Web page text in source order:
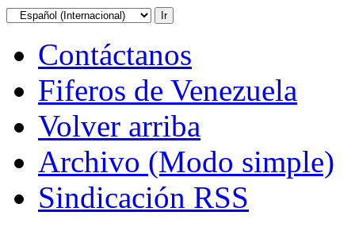
Contáctanos
Fiferos de Venezuela
Volver arriba
Archivo (Modo simple)
Sindicación RSS